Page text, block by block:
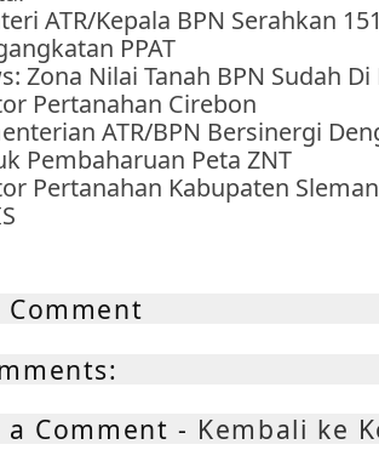
ATR/Kepala BPN Serahkan
PPAT
Zona Nilai Tanah BPN Sudah
Pertanahan Cirebon
ATR/BPN Bersinergi
Pembaharuan Peta ZNT
Pertanahan Kabupaten
Comment
a Comment - Kembali ke